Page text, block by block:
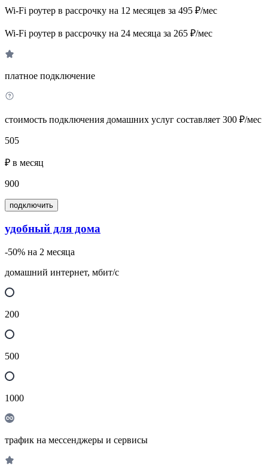
Wi-Fi роутер в рассрочку на 12 месяцев за 495 ₽/мес
Wi-Fi роутер в рассрочку на 24 месяца за 265 ₽/мес
платное подключение
стоимость подключения домашних услуг составляет 300 ₽/мес
505
₽ в месяц
900
подключить
удобный для дома
-50% на 2 месяца
домашний интернет, мбит/с
200
500
1000
трафик на мессенджеры и сервисы